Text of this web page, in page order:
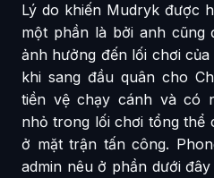
Lý do khiến Mudryk được
một phần là bởi anh cũng
ảnh hưởng đến lối chơi
khi sang đầu quân cho
tiền vệ chạy cánh và có
nhỏ trong lối chơi tổng thể
ở mặt trận tấn công.
admin nêu ở phần dưới